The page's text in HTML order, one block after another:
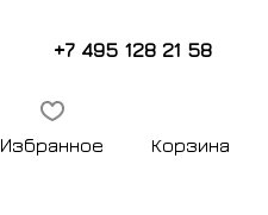
+7 495 128 21 58
Избранное Корзина